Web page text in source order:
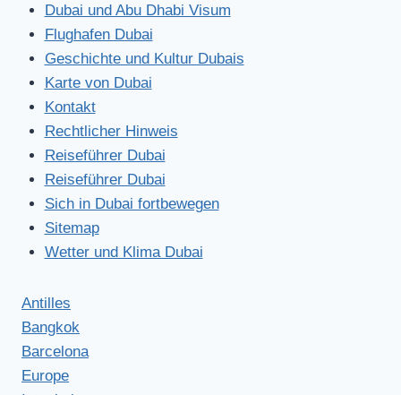
Dubai und Abu Dhabi Visum
Flughafen Dubai
Geschichte und Kultur Dubais
Karte von Dubai
Kontakt
Rechtlicher Hinweis
Reiseführer Dubai
Reiseführer Dubai
Sich in Dubai fortbewegen
Sitemap
Wetter und Klima Dubai
Antilles
Bangkok
Barcelona
Europe